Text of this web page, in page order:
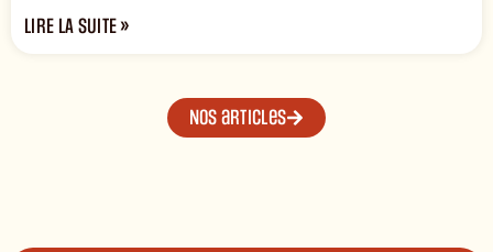
LIRE LA SUITE »
Nos articles